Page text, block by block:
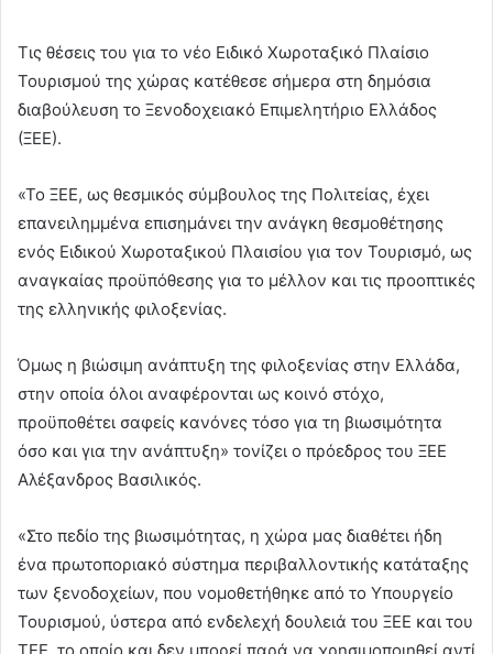
a
n
e
Τις θέσεις του για το νέο Ειδικό Χωροταξικό Πλαίσιο
Τουρισμού της χώρας κατέθεσε σήμερα στη δημόσια
διαβούλευση το Ξενοδοχειακό Επιμελητήριο Ελλάδος
(ΞΕΕ).
«Το ΞΕΕ, ως θεσμικός σύμβουλος της Πολιτείας, έχει
επανειλημμένα επισημάνει την ανάγκη θεσμοθέτησης
ενός Ειδικού Χωροταξικού Πλαισίου για τον Τουρισμό, ως
αναγκαίας προϋπόθεσης για το μέλλον και τις προοπτικές
της ελληνικής φιλοξενίας.
Όμως η βιώσιμη ανάπτυξη της φιλοξενίας στην Ελλάδα,
στην οποία όλοι αναφέρονται ως κοινό στόχο,
προϋποθέτει σαφείς κανόνες τόσο για τη βιωσιμότητα
όσο και για την ανάπτυξη» τονίζει ο πρόεδρος του ΞΕΕ
Αλέξανδρος Βασιλικός.
«Στο πεδίο της βιωσιμότητας, η χώρα μας διαθέτει ήδη
ένα πρωτοποριακό σύστημα περιβαλλοντικής κατάταξης
των ξενοδοχείων, που νομοθετήθηκε από το Υπουργείο
Τουρισμού, ύστερα από ενδελεχή δουλειά του ΞΕΕ και του